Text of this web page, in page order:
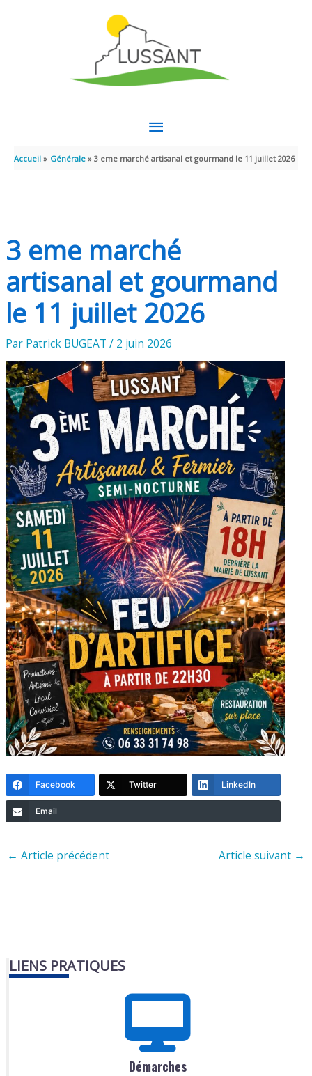
MENU
PRINCIPAL
Accueil Générale 3 eme marché artisanal et gourmand le 11 juillet 2026
3 eme marché
artisanal et gourmand
le 11 juillet 2026
Par Patrick BUGEAT/ 2 juin 2026
Facebook Twitter LinkedIn
Email
← Article précédent Article suivant →
LIENS PRATIQUES
Démarches